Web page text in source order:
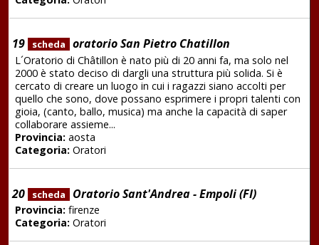
19 scheda oratorio San Pietro Chatillon
L´Oratorio di Châtillon è nato più di 20 anni fa, ma solo nel
2000 è stato deciso di dargli una struttura più solida. Si è
cercato di creare un luogo in cui i ragazzi siano accolti per
quello che sono, dove possano esprimere i propri talenti con
gioia, (canto, ballo, musica) ma anche la capacità di saper
collaborare assieme...
Provincia:aosta
Categoria:Oratori
20 scheda Oratorio Sant'Andrea - Empoli (FI)
Provincia:firenze
Categoria:Oratori